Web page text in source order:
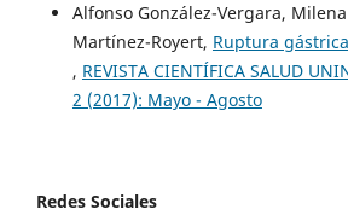
Alfonso González-Vergara,
Martínez-Royert, Ruptura
, REVISTA CIENTÍFICA SALUD
2 (2017): Mayo - Agosto
Redes Sociales